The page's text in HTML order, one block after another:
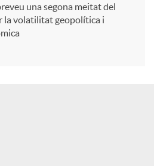
una segona meitat del
la volatilitat geopolítica i